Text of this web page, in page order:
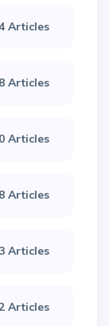
Articles
8 Articles
Articles
Articles
3 Articles
Articles